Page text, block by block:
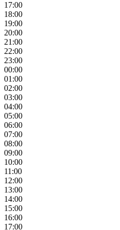
17:00
18:00
19:00
20:00
21:00
22:00
23:00
00:00
01:00
02:00
03:00
04:00
05:00
06:00
07:00
08:00
09:00
10:00
11:00
12:00
13:00
14:00
15:00
16:00
17:00